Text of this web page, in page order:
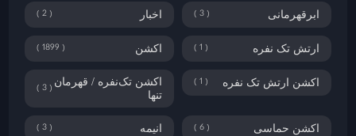
ابرقهرمانی 3 اخبار 2
ارتش تک نفره 1 اکشن 1899
اکشن ارتش تک نفره 1
اکشن تک‌نفره / قهرمان
تنها
3
اکشن حماسی 6 انیمه 3